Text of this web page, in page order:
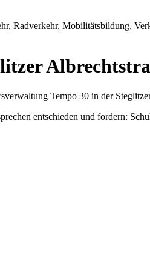
Radverkehr, Mobilitätsbildung,
Tempo 30 in der
entschieden und fordern: